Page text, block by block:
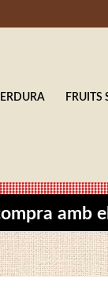
FRUITS
amb